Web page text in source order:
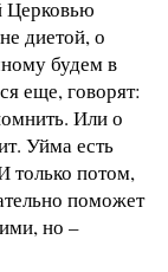
Церковью
диетой, о
будем в
еще, говорят:
Или о
Уйма есть
только потом,
поможет
но –